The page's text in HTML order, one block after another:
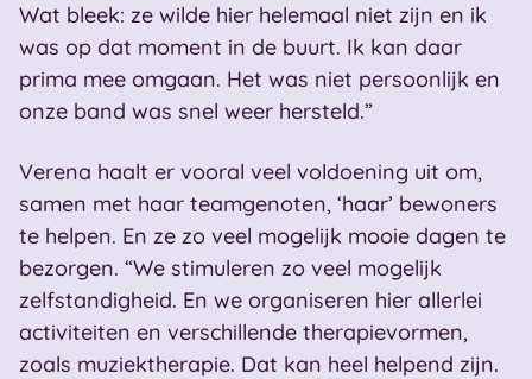
Wat bleek: ze wilde hier helemaal niet zijn en ik
was op dat moment in de buurt. Ik kan daar
prima mee omgaan. Het was niet persoonlijk en
onze band was snel weer hersteld.”
Verena haalt er vooral veel voldoening uit om,
samen met haar teamgenoten, ‘haar’ bewoners
te helpen. En ze zo veel mogelijk mooie dagen te
bezorgen. “We stimuleren zo veel mogelijk
zelfstandigheid. En we organiseren hier allerlei
activiteiten en verschillende therapievormen,
zoals muziektherapie. Dat kan heel helpend zijn.